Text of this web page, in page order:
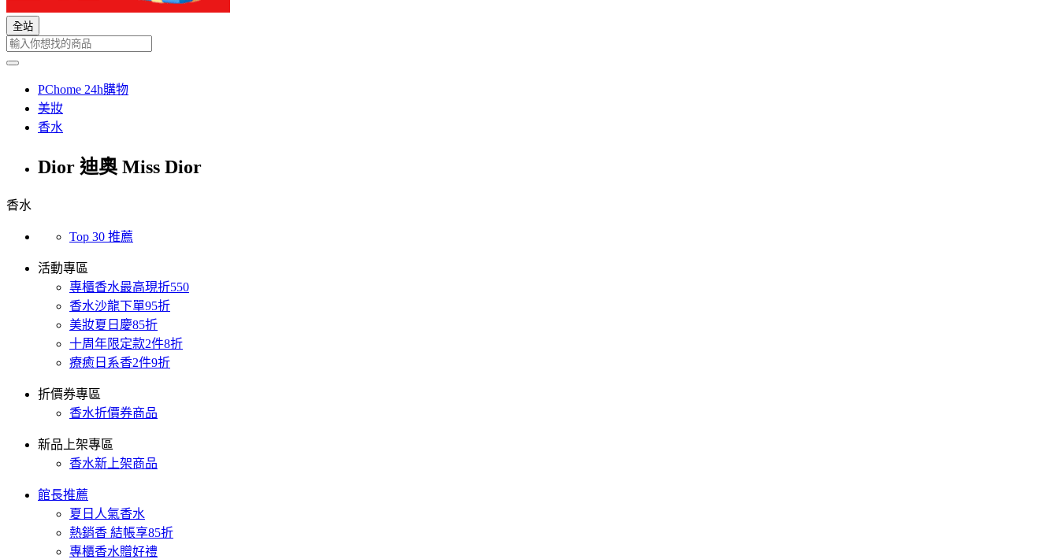
全站
PChome 24h購物
美妝
香水
Dior 迪奧 Miss Dior
香水
Top 30 推薦
活動專區
專櫃香水最高現折550
香水沙龍下單95折
美妝夏日慶85折
十周年限定款2件8折
療癒日系香2件9折
折價券專區
香水折價券商品
新品上架專區
香水新上架商品
館長推薦
夏日人氣香水
熱銷香 結帳享85折
專櫃香水贈好禮